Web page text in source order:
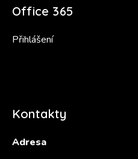
Office 365
Přihlášení
Kontakty
Adresa